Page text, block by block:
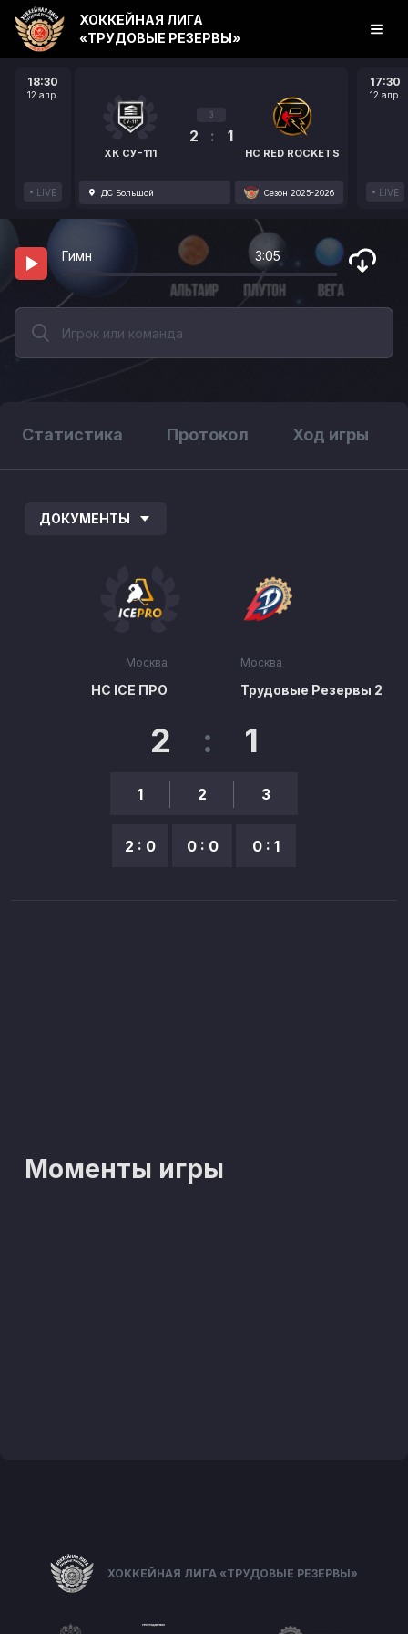
18:30
12 апр.
LIVE
ХК СУ-111
3
2 : 1
HC RED ROCKETS
ДС Большой Сезон 2025-2026
17:30
12 апр.
LIVE
ХОККЕЙНАЯ ЛИГА
«ТРУДОВЫЕ РЕЗЕРВЫ»
Гимн 3:05
Статистика Протокол Ход игры
ДОКУМЕНТЫ
Москва
HC ICE ПРО
2 : 1
1
2 : 0
2
0 : 0
3
0 : 1
Москва
Трудовые Резервы 2
Моменты игры
ХОККЕЙНАЯ ЛИГА «ТРУДОВЫЕ РЕЗЕРВЫ»